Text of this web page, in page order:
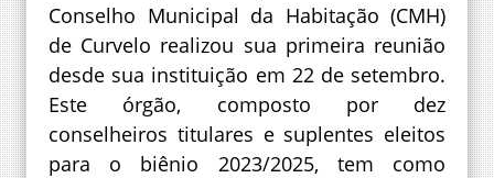
Conselho Municipal da Habitação (CMH)
de Curvelo realizou sua primeira reunião
desde sua instituição em 22 de setembro.
Este órgão, composto por dez
conselheiros titulares e suplentes eleitos
para o biênio 2023/2025, tem como